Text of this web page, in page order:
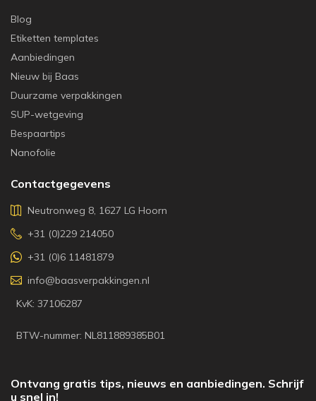
Blog
Etiketten templates
Aanbiedingen
Nieuw bij Baas
Duurzame verpakkingen
SUP-wetgeving
Bespaartips
Nanofolie
Contactgegevens
Neutronweg 8, 1627 LG Hoorn
+31 (0)229 214050
+31 (0)6 11481879
info@baasverpakkingen.nl
KvK: 37106287
BTW-nummer: NL811889385B01
Ontvang gratis tips, nieuws en aanbiedingen. Schrijf
u snel in!